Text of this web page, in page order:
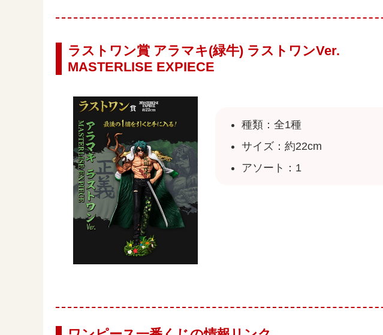
ラストワン賞 アラマキ(緑牛) ラストワンVer.
MASTERLISE EXPIECE
種類：全1種
サイズ：約22cm
アソート：1